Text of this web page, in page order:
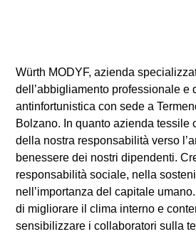
Würth MODYF, azienda
dell’abbigliamento professionale e
antinfortunistica con sede a
Bolzano. In quanto azienda tessile
della nostra responsabilità verso
benessere dei nostri dipendenti.
responsabilità sociale, nella
nell’importanza del capitale
di migliorare il clima interno e
sensibilizzare i collaboratori sulla